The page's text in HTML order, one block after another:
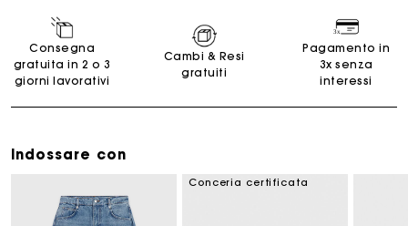
Consegna
gratuita in 2 o 3
giorni lavorativi
Cambi & Resi
gratuiti
Pagamento in
3x senza
interessi
Indossare con
Conceria certificata